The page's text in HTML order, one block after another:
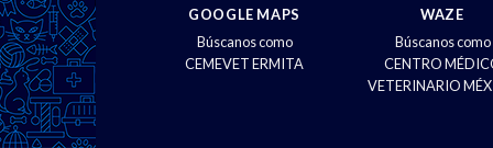
GOOGLE MAPS
Búscanos como
CEMEVET ERMITA
WAZE
Búscanos como
CENTRO
VETERINARIO